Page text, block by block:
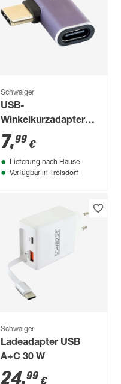
Schwaiger
USB-
Winkelkurzadapter
240 W
7,99 €
Lieferung nach Hause
Verfügbar in Troisdorf
Schwaiger
Ladeadapter USB
A+C 30 W
24,99 €